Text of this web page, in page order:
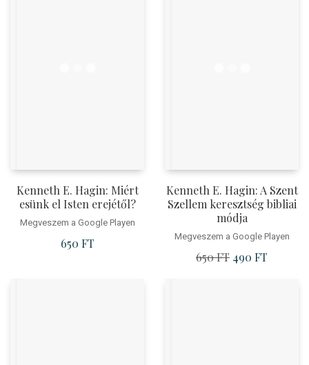
Kenneth E. Hagin: Miért
esünk el Isten erejétől?
Megveszem a Google Playen
650 FT
Kenneth E. Hagin: A Szent
Szellem keresztség bibliai
módja
Megveszem a Google Playen
650FT Original
490 FT